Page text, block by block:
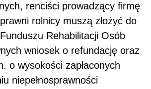
renciści prowadzący firmę
rolnicy muszą złożyć do
Rehabilitacji Osób
wniosek o refundację oraz
o wysokości zapłaconych
niepełnosprawności